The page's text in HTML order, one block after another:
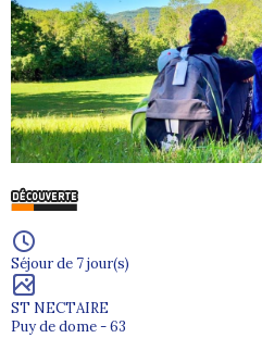
Séjour de 7 jour(s)
ST NECTAIRE
Puy de dome - 63